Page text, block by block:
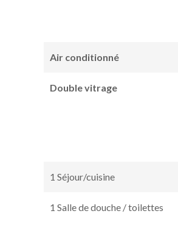
Air conditionné
Double vitrage
1 Séjour/cuisine
1 Salle de douche / toilettes